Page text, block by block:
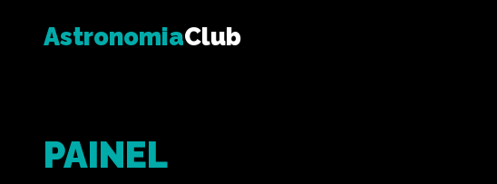
AstronomiaClub
PAINEL